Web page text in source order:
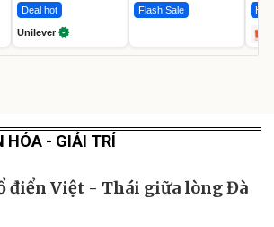
Deal hot
Unilever
Flash Sale Hot
HÓA - GIẢI TRÍ
điển Việt - Thái giữa lòng Đà